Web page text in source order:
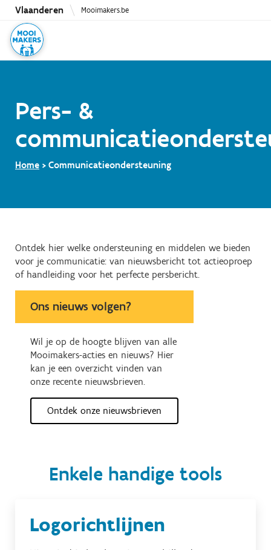
Overslaan
naar
inhoud
Vlaanderen Mooimakers.be
Pers- &
Home Communicatieondersteuning
Ontdek hier welke ondersteuning en middelen we bieden
voor je communicatie: van nieuwsbericht tot actieoproep
of handleiding voor het perfecte persbericht.
Ons nieuws volgen?
Wil je op de hoogte blijven van alle
Mooimakers-acties en nieuws? Hier
kan je een overzicht vinden van
onze recente nieuwsbrieven.
Ontdek onze nieuwsbrieven
Enkele handige tools
Logorichtlijnen